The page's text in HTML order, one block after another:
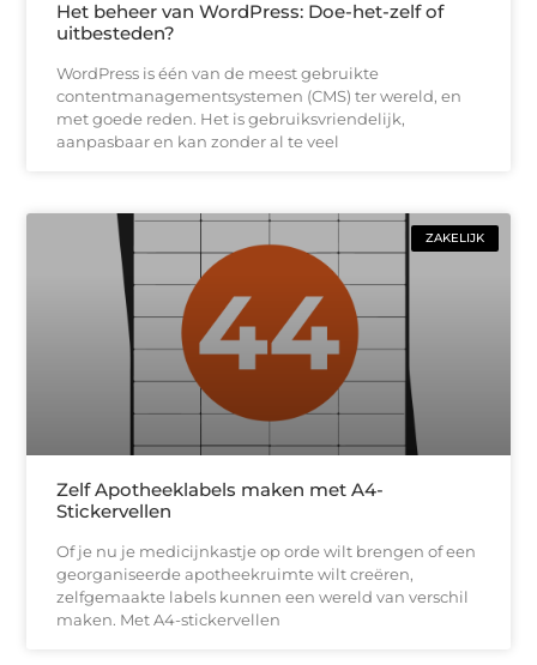
Het beheer van WordPress: Doe-het-zelf of
uitbesteden?
WordPress is één van de meest gebruikte
contentmanagementsystemen (CMS) ter wereld, en
met goede reden. Het is gebruiksvriendelijk,
aanpasbaar en kan zonder al te veel
ZAKELIJK
Zelf Apotheeklabels maken met A4-
Stickervellen
Of je nu je medicijnkastje op orde wilt brengen of een
georganiseerde apotheekruimte wilt creëren,
zelfgemaakte labels kunnen een wereld van verschil
maken. Met A4-stickervellen